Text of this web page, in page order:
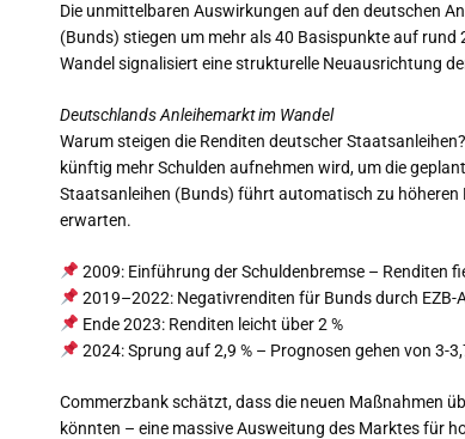
Die unmittelbaren Auswirkungen auf den deutschen
(Bunds) stiegen um mehr als 40 Basispunkte auf
Wandel signalisiert eine strukturelle Neuausrichtung
Deutschlands Anleihemarkt im Wandel
Warum steigen die Renditen deutscher
künftig mehr Schulden aufnehmen wird, um die
Staatsanleihen (Bunds) führt automatisch zu höheren
erwarten.
2009: Einführung der Schuldenbremse – Renditen
2019–2022: Negativrenditen für Bunds durch EZB-
Ende 2023: Renditen leicht über 2 %
2024: Sprung auf 2,9 % – Prognosen gehen von 3-
Commerzbank schätzt, dass die neuen Maßnahmen
könnten – eine massive Ausweitung des Marktes für